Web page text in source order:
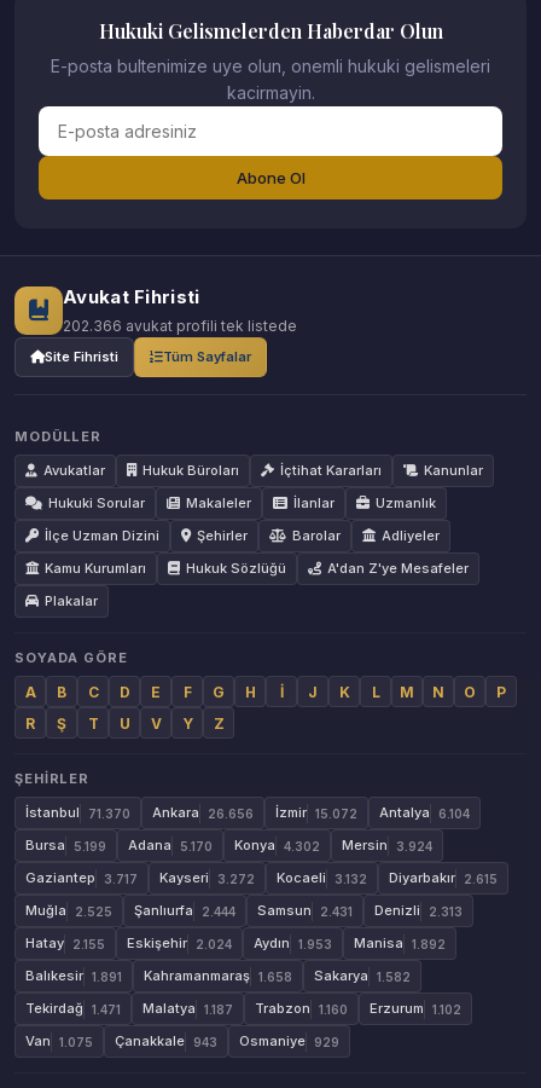
Hukuki Gelismelerden Haberdar Olun
E-posta bultenimize uye olun, onemli hukuki gelismeleri
kacirmayin.
Abone Ol
Avukat Fihristi
202.366 avukat profili tek listede
Site Fihristi Tüm Sayfalar
MODÜLLER
Avukatlar
Hukuk Büroları İçtihat Kararları
Kanunlar
Hukuki Sorular
Makaleler İlanlar
Uzmanlık
İlçe Uzman Dizini
Şehirler Barolar
Adliyeler
Kamu Kurumları
Hukuk Sözlüğü
A'dan Z'ye Mesafeler
Plakalar
SOYADA GÖRE
A B C D E F G H İ J K L M N O
P
R
Ş T U V Y Z
ŞEHIRLER
İstanbul
71.370 Ankara 26.656 İzmir 15.072 Antalya 6.104
Bursa 5.199 Adana 5.170 Konya 4.302 Mersin 3.924
Gaziantep 3.717 Kayseri 3.272 Kocaeli 3.132 Diyarbakır 2.615
Muğla 2.525 Şanlıurfa 2.444 Samsun 2.431 Denizli 2.313
Hatay 2.155 Eskişehir 2.024 Aydın 1.953 Manisa 1.892
Balıkesir 1.891 Kahramanmaraş 1.658 Sakarya 1.582
Tekirdağ 1.471 Malatya 1.187 Trabzon 1.160 Erzurum 1.102
Van 1.075 Çanakkale 943 Osmaniye 929